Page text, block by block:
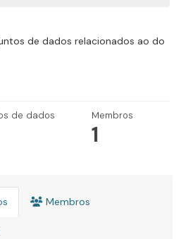
de dados relacionados ao do
de dados Membros
1
Membros